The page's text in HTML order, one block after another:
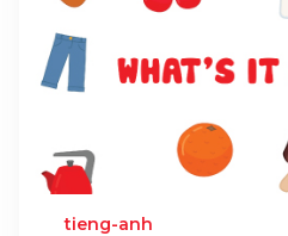
tieng-anh